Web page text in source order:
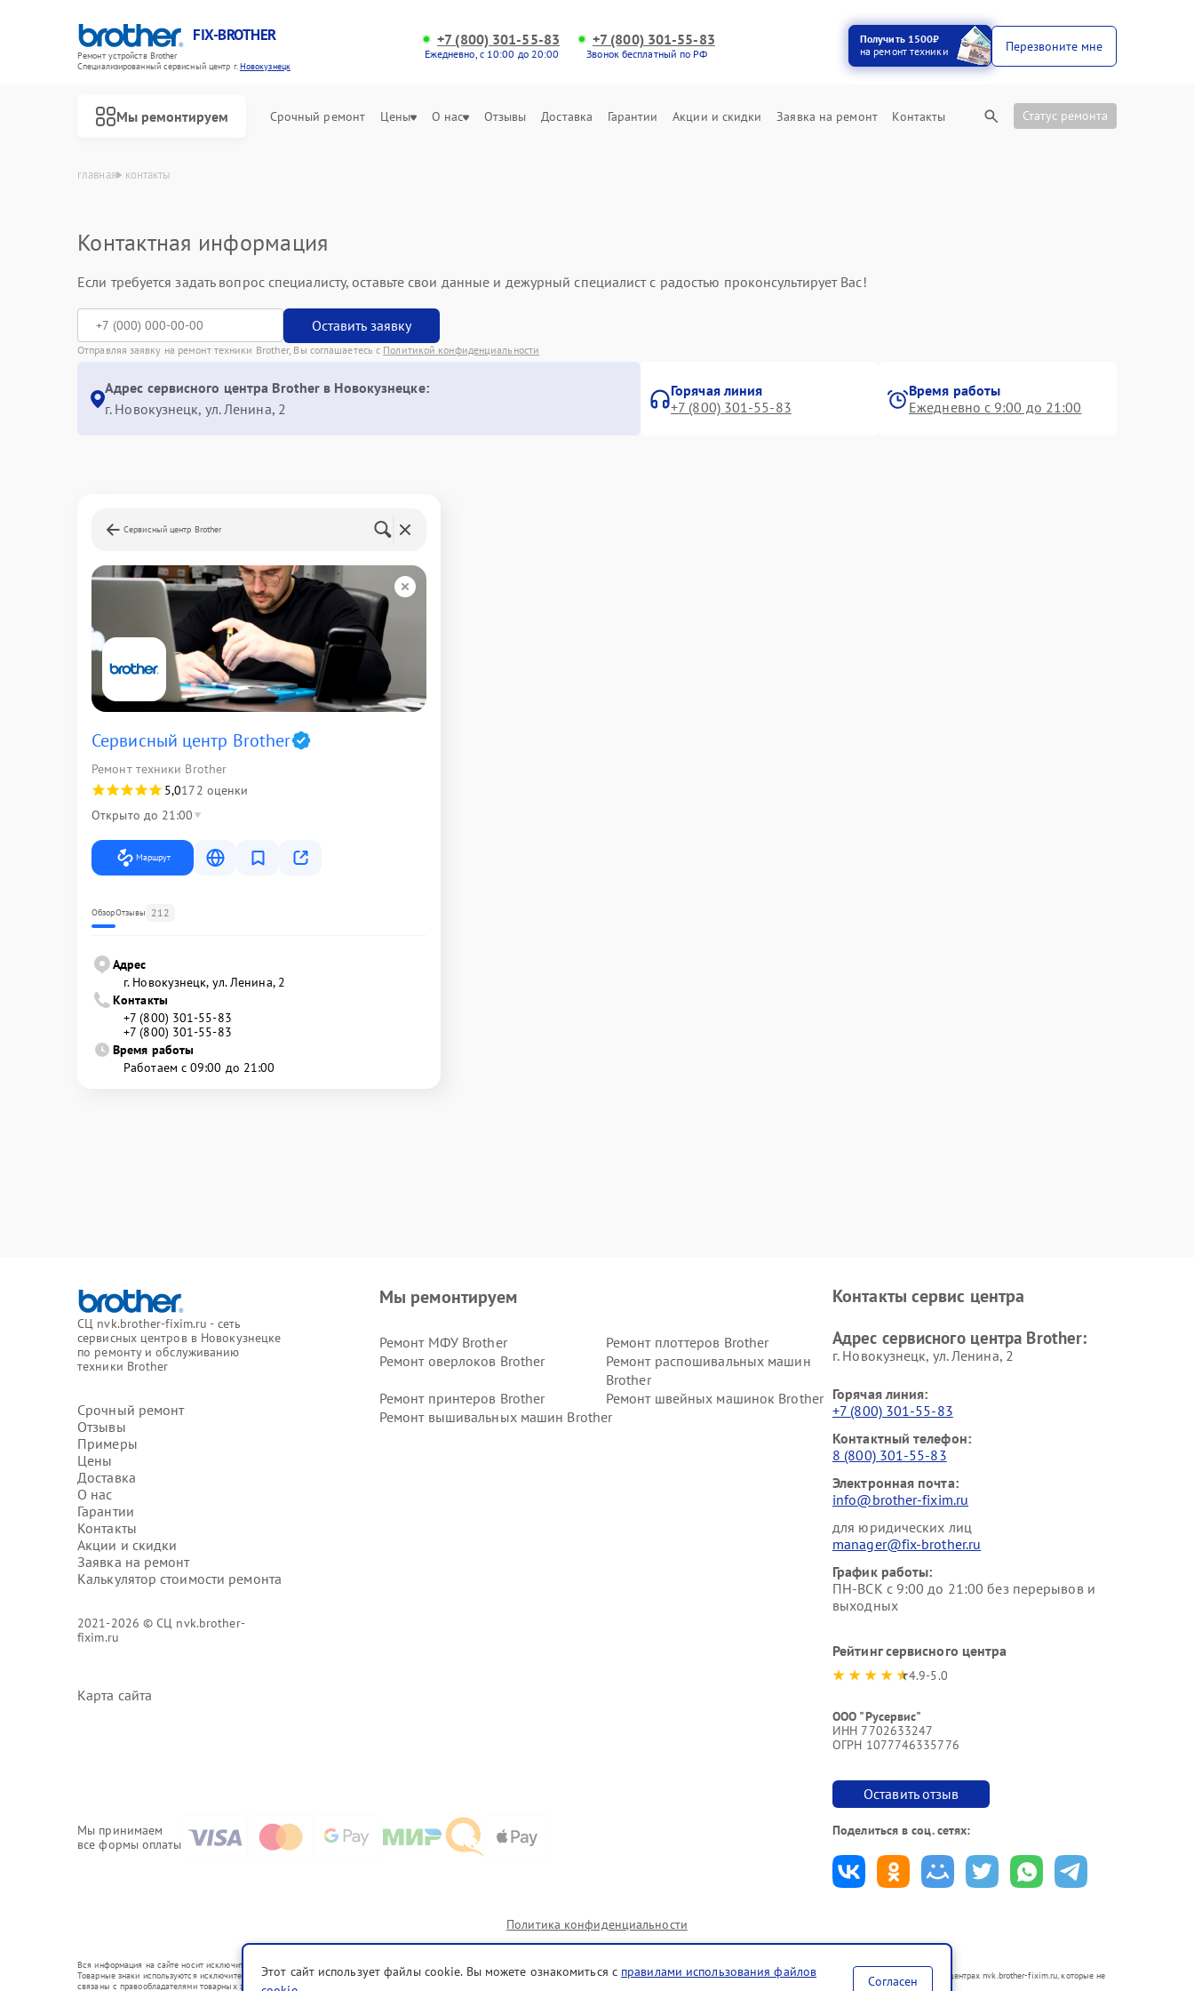
FIX-BROTHER
Ремонт устройств Brother
Специализированный cервисный центр г.Новокузнецк
+7 (800) 301-55-83
Ежедневно, с 10:00 до 20:00
+7 (800) 301-55-83
Звонок бесплатный по РФ
Получить 1500₽
на ремонт техники
Перезвоните мне
Мы ремонтируем Срочный ремонт Цены О нас Отзывы Доставка Гарантии Акции и скидки Заявка на ремонт Контакты Статус ремонта
главная контакты
Контактная информация
Если требуется задать вопрос специалисту, оставьте свои данные и дежурный специалист с радостью проконсультирует Вас!
Оставить заявку
Отправляя заявку на ремонт техники Brother, Вы соглашаетесь с Политикой конфиденциальности
Адрес сервисного центра Brother в Новокузнецке:
г. Новокузнецк, ул. Ленина, 2
Горячая линия
+7 (800) 301-55-83
Время работы
Ежедневно с 9:00 до 21:00
Сервисный центр Brother
Сервисный центр Brother
Ремонт техники Brother
5,0172 оценки
Открыто до 21:00
Маршрут
ОбзорОтзывы 212
Адрес
г. Новокузнецк, ул. Ленина, 2
Контакты
+7 (800) 301-55-83
+7 (800) 301-55-83
Время работы
Работаем с 09:00 до 21:00
СЦ nvk.brother-fixim.ru - сеть
сервисных центров в Новокузнецке
по ремонту и обслуживанию
техники Brother
Срочный ремонт
Отзывы
Примеры
Цены
Доставка
О нас
Гарантии
Контакты
Акции и скидки
Заявка на ремонт
Калькулятор стоимости ремонта
2021-2026 © СЦ nvk.brother-
fixim.ru
Карта сайта
Мы принимаем
все формы оплаты
Мы ремонтируем
Ремонт МФУ Brother
Ремонт плоттеров Brother
Ремонт оверлоков Brother
Ремонт распошивальных машин
Brother
Ремонт принтеров Brother
Ремонт швейных машинок Brother
Ремонт вышивальных машин Brother
Контакты сервис центра
Адрес сервисного центра Brother:
г. Новокузнецк, ул. Ленина, 2
Горячая линия:
+7 (800) 301-55-83
Контактный телефон:
8 (800) 301-55-83
Электронная почта:
info@brother-fixim.ru
для юридических лиц
manager@fix-brother.ru
График работы:
ПН-ВСК с 9:00 до 21:00 без перерывов и
выходных
Рейтинг сервисного центра
4.9-5.0
ООО "Русервис"
ИНН 7702633247
ОГРН 1077746335776
Оставить отзыв
Поделиться в соц. сетях:
Политика конфиденциальности
Вся информация на сайте носит исключительно справочный характер.
Товарные знаки используются исключительно для описания устройств, в отношении которых сервисные центры nvk.brother-fixim.ru предоставляют услуги по ремонту. Услуги оказываются в неавторизованных сервисных центрах nvk.brother-fixim.ru, которые не
связаны с правообладателями товарных знаков или их официальными представителями.
Этот сайт использует файлы cookie. Вы можете ознакомиться с правилами использования файлов
Согласен